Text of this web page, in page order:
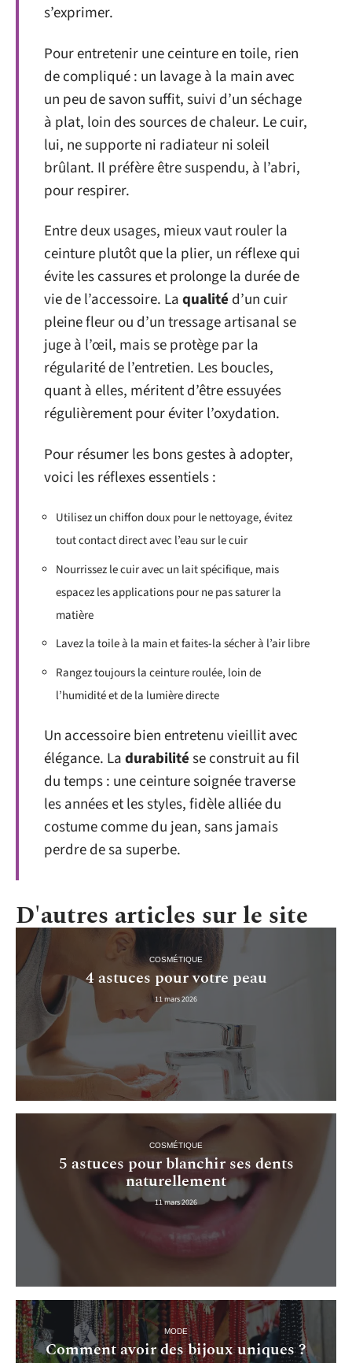
s’exprimer.
Pour entretenir une ceinture en toile, rien
de compliqué : un lavage à la main avec
un peu de savon suffit, suivi d’un séchage
à plat, loin des sources de chaleur. Le cuir,
lui, ne supporte ni radiateur ni soleil
brûlant. Il préfère être suspendu, à l’abri,
pour respirer.
Entre deux usages, mieux vaut rouler la
ceinture plutôt que la plier, un réflexe qui
évite les cassures et prolonge la durée de
vie de l’accessoire. Laqualité d’un cuir
pleine fleur ou d’un tressage artisanal se
juge à l’œil, mais se protège par la
régularité de l’entretien. Les boucles,
quant à elles, méritent d’être essuyées
régulièrement pour éviter l’oxydation.
Pour résumer les bons gestes à adopter,
voici les réflexes essentiels :
Utilisez un chiffon doux pour le nettoyage, évitez
tout contact direct avec l’eau sur le cuir
Nourrissez le cuir avec un lait spécifique, mais
espacez les applications pour ne pas saturer la
matière
Lavez la toile à la main et faites-la sécher à l’air libre
Rangez toujours la ceinture roulée, loin de
l’humidité et de la lumière directe
Un accessoire bien entretenu vieillit avec
élégance. Ladurabilitése construit au fil
du temps : une ceinture soignée traverse
les années et les styles, fidèle alliée du
costume comme du jean, sans jamais
perdre de sa superbe.
D'autres articles sur le site
COSMÉTIQUE
4 astuces pour votre peau
11 mars 2026
COSMÉTIQUE
5 astuces pour blanchir ses dents
naturellement
11 mars 2026
MODE
Comment avoir des bijoux uniques ?